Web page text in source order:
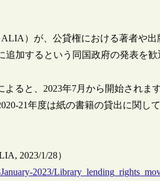
）が、公貸権における著者や
加するという同国政府の発表を歓
よると、2023年7月から開始され
21年度は紙の書籍の貸出に関し
2023/1/28）
2023/